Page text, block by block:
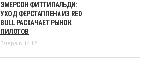
ЭМЕРСОН ФИТТИПАЛЬДИ:
УХОД ФЕРСТАППЕНА ИЗ RED
BULL РАСКАЧАЕТ РЫНОК
ПИЛОТОВ
Вчера в 14:12